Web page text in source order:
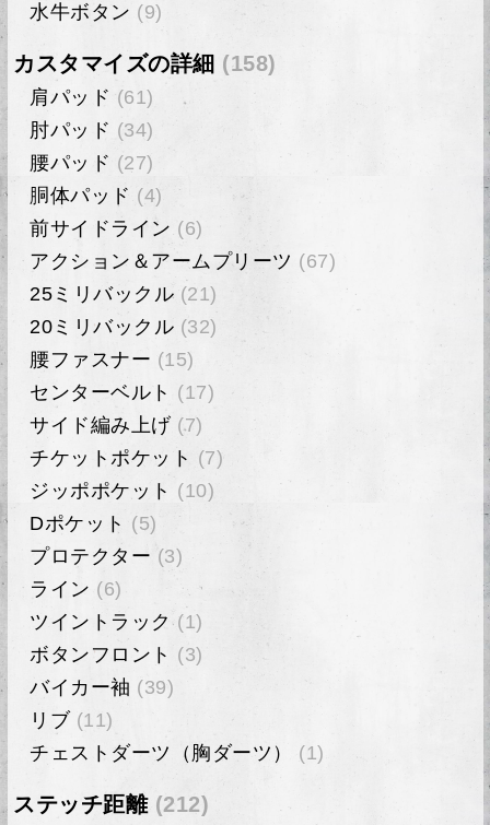
水牛ボタン (9)
カスタマイズの詳細 (158)
肩パッド (61)
肘パッド (34)
腰パッド (27)
胴体パッド (4)
前サイドライン (6)
アクション＆アームプリーツ (67)
25ミリバックル (21)
20ミリバックル (32)
腰ファスナー (15)
センターベルト (17)
サイド編み上げ (7)
チケットポケット (7)
ジッポポケット (10)
Dポケット (5)
プロテクター (3)
ライン (6)
ツイントラック (1)
ボタンフロント (3)
バイカー袖 (39)
リブ(11)
チェストダーツ（胸ダーツ）
(1)
ステッチ距離(212)